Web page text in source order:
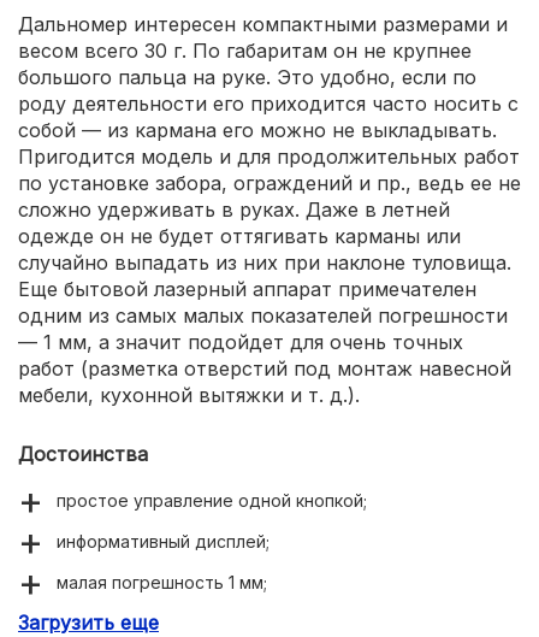
Дальномер интересен компактными размерами и
весом всего 30 г. По габаритам он не крупнее
большого пальца на руке. Это удобно, если по
роду деятельности его приходится часто носить с
собой — из кармана его можно не выкладывать.
Пригодится модель и для продолжительных работ
по установке забора, ограждений и пр., ведь ее не
сложно удерживать в руках. Даже в летней
одежде он не будет оттягивать карманы или
случайно выпадать из них при наклоне туловища.
Еще бытовой лазерный аппарат примечателен
одним из самых малых показателей погрешности
— 1 мм, а значит подойдет для очень точных
работ (разметка отверстий под монтаж навесной
мебели, кухонной вытяжки и т. д.).
Достоинства
простое управление одной кнопкой;
информативный дисплей;
малая погрешность 1 мм;
дальность 40 м;
Загрузить еще